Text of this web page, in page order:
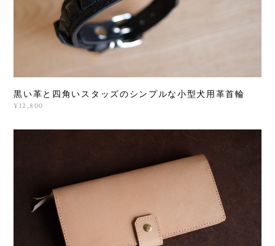
黒い革と四角いスタッズのシンプルな小型犬用革首輪
¥12,800